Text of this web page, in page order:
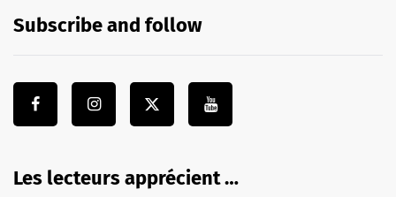
Subscribe and follow
Les lecteurs apprécient …